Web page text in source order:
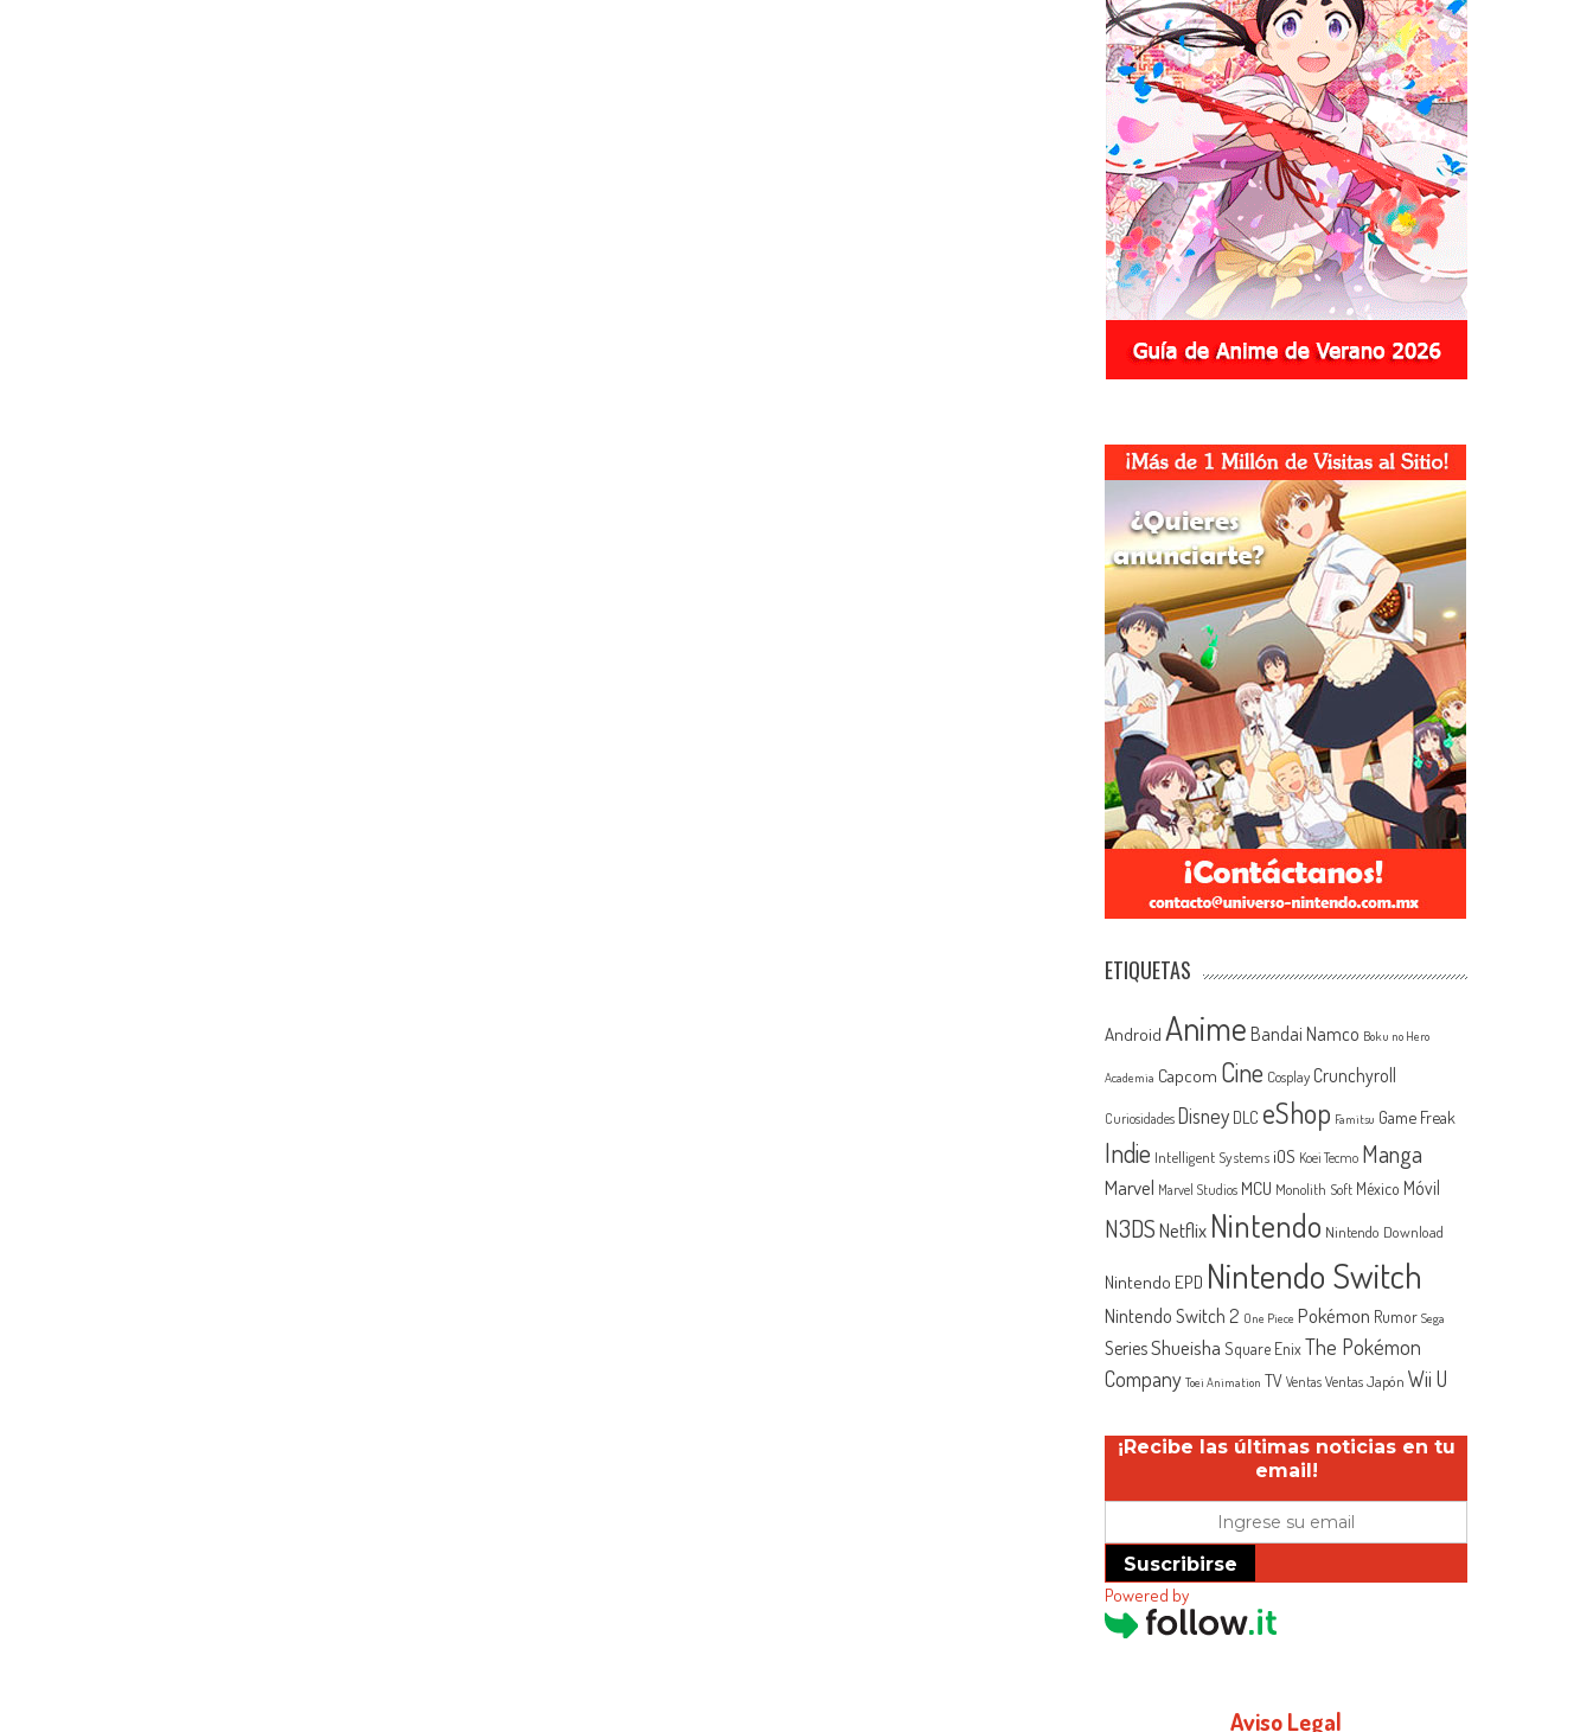
ETIQUETAS
Android Anime Bandai Namco Boku no Hero
Academia Capcom Cine Cosplay Crunchyroll
Curiosidades Disney DLC eShop Famitsu Game Freak
Indie Intelligent Systems iOS Koei Tecmo Manga
Marvel Marvel Studios MCU Monolith Soft México Móvil
N3DSNetflix Nintendo Nintendo Download
Nintendo EPD Nintendo Switch
Nintendo Switch 2 One Piece Pokémon Rumor Sega
SeriesShueisha Square EnixThe Pokémon
Company Toei Animation TV Ventas Ventas Japón Wii U
¡Recibe las últimas noticias en tu
email!
Suscribirse
Powered by
Aviso Legal